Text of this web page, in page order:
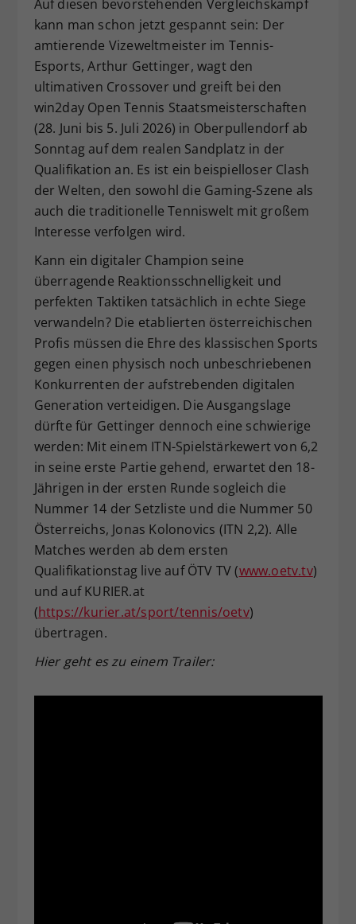
Auf diesen bevorstehenden Vergleichskampf
kann man schon jetzt gespannt sein: Der
amtierende Vizeweltmeister im Tennis-
Esports, Arthur Gettinger, wagt den
ultimativen Crossover und greift bei den
win2day Open Tennis Staatsmeisterschaften
(28. Juni bis 5. Juli 2026) in Oberpullendorf ab
Sonntag auf dem realen Sandplatz in der
Qualifikation an. Es ist ein beispielloser Clash
der Welten, den sowohl die Gaming-Szene als
auch die traditionelle Tenniswelt mit großem
Interesse verfolgen wird.
Kann ein digitaler Champion seine
überragende Reaktionsschnelligkeit und
perfekten Taktiken tatsächlich in echte Siege
verwandeln? Die etablierten österreichischen
Profis müssen die Ehre des klassischen Sports
gegen einen physisch noch unbeschriebenen
Konkurrenten der aufstrebenden digitalen
Generation verteidigen. Die Ausgangslage
dürfte für Gettinger dennoch eine schwierige
werden: Mit einem ITN-Spielstärkewert von 6,2
in seine erste Partie gehend, erwartet den 18-
Jährigen in der ersten Runde sogleich die
Nummer 14 der Setzliste und die Nummer 50
Österreichs, Jonas Kolonovics (ITN 2,2). Alle
Matches werden ab dem ersten
Qualifikationstag live auf ÖTV TV (www.oetv.tv)
und auf KURIER.at
(https://kurier.at/sport/tennis/oetv)
übertragen.
Hier geht es zu einem Trailer:
Zweck
Dieser Wert speichert Ihre Consent-
Einstellungen. Unter anderem eine
zufällig generierte ID, für die
historische Speicherung Ihrer
vorgenommen Einstellungen, falls der
Webseiten-Betreiber dies eingestellt
hat.